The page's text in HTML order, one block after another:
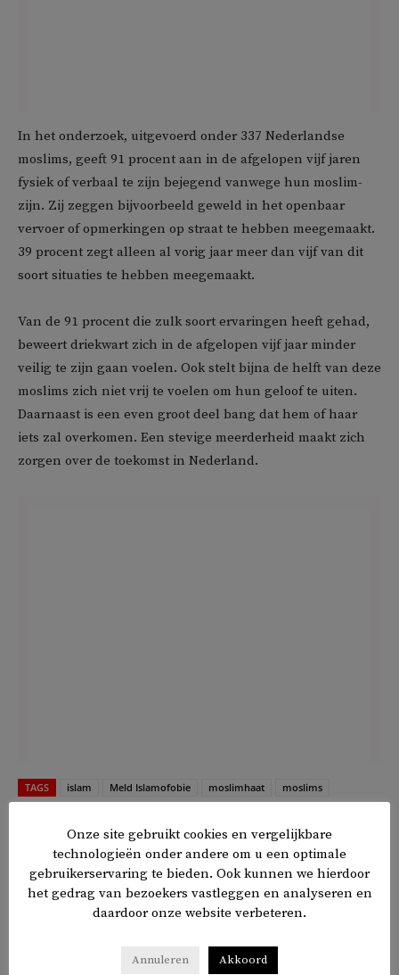
In het onderzoek, uitgevoerd onder 337 Nederlandse
moslims, geeft 91 procent aan in de afgelopen vijf jaren
fysiek of verbaal te zijn bejegend vanwege hun moslim-
zijn. Zij zeggen bijvoorbeeld geweld in het openbaar
vervoer of opmerkingen op straat te hebben meegemaakt.
39 procent zegt alleen al vorig jaar meer dan vijf van dit
soort situaties te hebben meegemaakt.
Van de 91 procent die zulk soort ervaringen heeft gehad,
beweert driekwart zich in de afgelopen vijf jaar minder
veilig te zijn gaan voelen. Ook stelt bijna de helft van deze
moslims zich niet vrij te voelen om hun geloof te uiten.
Daarnaast is een even groot deel bang dat hem of haar
iets zal overkomen. Een stevige meerderheid maakt zich
zorgen over de toekomst in Nederland.
TAGS islam Meld Islamofobie moslimhaat
moslims
Delen 𝕏 f in ✉
Onze site gebruikt cookies en vergelijkbare
technologieën onder andere om u een optimale
gebruikerservaring te bieden. Ook kunnen we hierdoor
het gedrag van bezoekers vastleggen en analyseren en
daardoor onze website verbeteren.
Annuleren Akkoord